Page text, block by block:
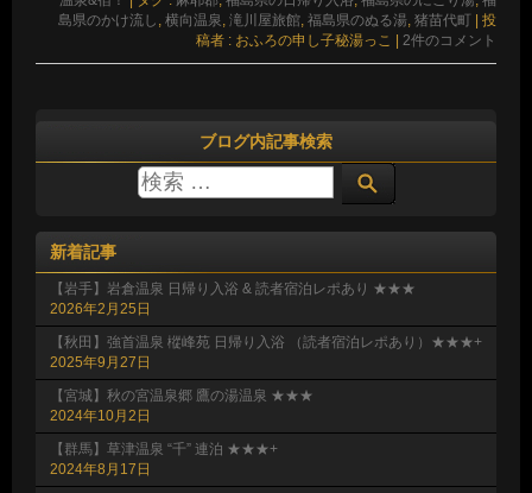
島県のかけ流し , 横向温泉, 滝川屋旅館, 福島県のぬる湯, 猪苗代町
投
稿者 : おふろの申し子秘湯っこ
2件のコメント
ブログ内記事検索
新着記事
【岩手】岩倉温泉 日帰り入浴 & 読者宿泊レポあり ★★★
2026年2月25日
【秋田】強首温泉 樅峰苑 日帰り入浴 （読者宿泊レポあり）★★★+
2025年9月27日
【宮城】秋の宮温泉郷 鷹の湯温泉 ★★★
2024年10月2日
【群馬】草津温泉 “千” 連泊 ★★★+
2024年8月17日